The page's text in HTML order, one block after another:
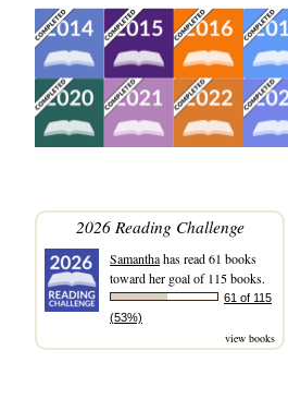
2026 Reading Challenge
Samanthahas read 61 books
toward her goal of 115 books.
61 of 115
(53%)
view books